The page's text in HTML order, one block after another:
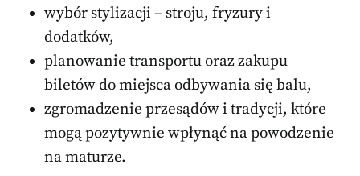
wybór stylizacji – stroju, fryzury i
dodatków,
planowanie transportu oraz zakupu
biletów do miejsca odbywania się balu,
zgromadzenie przesądów i tradycji, które
mogą pozytywnie wpłynąć na powodzenie
na maturze.